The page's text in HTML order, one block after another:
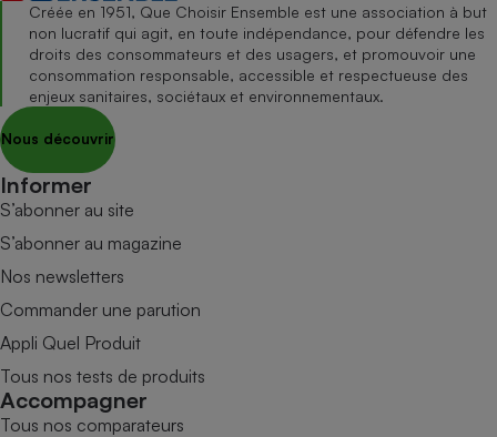
Créée en 1951, Que Choisir Ensemble est une association à but
non lucratif qui agit, en toute indépendance, pour défendre les
droits des consommateurs et des usagers, et promouvoir une
consommation responsable, accessible et respectueuse des
enjeux sanitaires, sociétaux et environnementaux.
Nous découvrir
Informer
S’abonner au site
S’abonner au magazine
Nos newsletters
Commander une parution
Appli Quel Produit
Tous nos tests de produits
Accompagner
Tous nos comparateurs